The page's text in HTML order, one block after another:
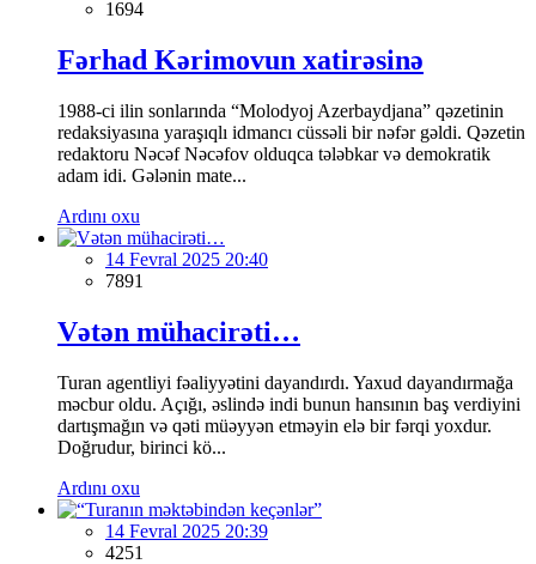
1694
Fərhad Kərimovun xatirəsinə
1988-ci ilin sonlarında “Molodyoj Azerbaydjana” qəzetinin
redaksiyasına yaraşıqlı idmancı cüssəli bir nəfər gəldi. Qəzetin
redaktoru Nəcəf Nəcəfov olduqca tələbkar və demokratik
adam idi. Gələnin mate...
Ardını oxu
14 Fevral 2025 20:40
7891
Vətən mühacirəti…
Turan agentliyi fəaliyyətini dayandırdı. Yaxud dayandırmağa
məcbur oldu. Açığı, əslində indi bunun hansının baş verdiyini
dartışmağın və qəti müəyyən etməyin elə bir fərqi yoxdur.
Doğrudur, birinci kö...
Ardını oxu
14 Fevral 2025 20:39
4251